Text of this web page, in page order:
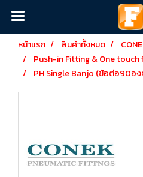
หน้าแรก สินค้าทั้งหมด
Push-in Fitting & One
PH Single Banjo (ข้อต่อ90อง